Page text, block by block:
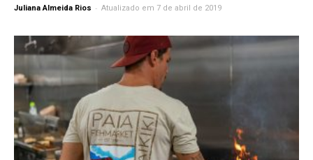
Juliana Almeida Rios - Atualizado em 7 de abril de 2019